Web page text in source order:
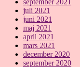
september 2021
juli 2021
juni 2021
maj 2021
april 2021
mars 2021
december 2020
september 2020